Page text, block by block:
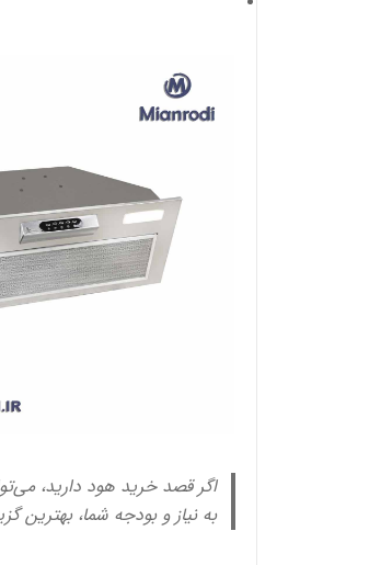
اگر قصد خرید هود دارید،
به نیاز و بودجه شما، بهترین